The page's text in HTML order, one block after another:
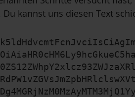
kannst uns diesen Text